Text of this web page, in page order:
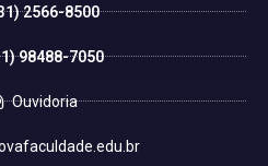
2566-8500
98488-7050
Ouvidoria